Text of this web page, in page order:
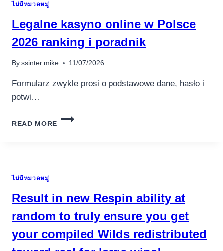
SABER
ไม่มีหมวดหมู่
Legalne kasyno online w Polsce
2026 ranking i poradnik
By ssinter.mike 11/07/2026
Formularz zwykle prosi o podstawowe dane, hasło i
potwi…
READ MORE
LEGALNE
PORADNIK
ไม่มีหมวดหมู่
Result in new Respin ability at
random to truly ensure you get
your compiled Wilds redistributed